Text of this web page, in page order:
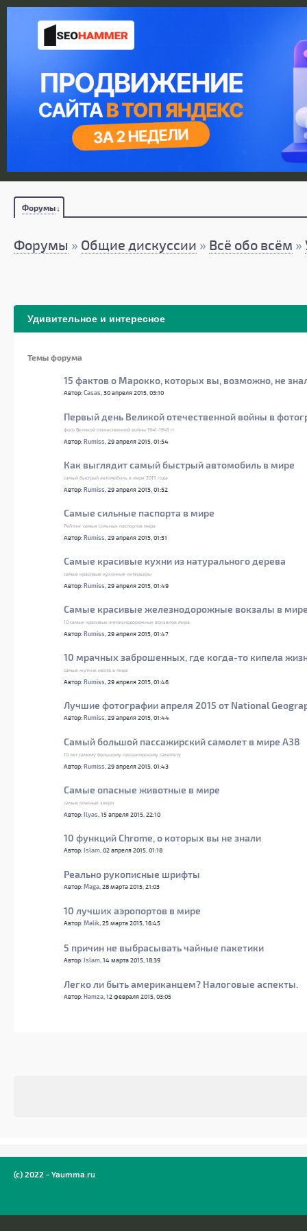
Форумы
Форумы » Общие дискуссии » Всё обо всём »
Удивительное и интересное
Темы форума
15 фактов о Марокко, которых вы, возможно, не
Автор:Casas , 30 апреля 2015, 03:10
Первый день Великой отечественной войны в
фото Великой отечественной войны 1941-1945 гг.
Автор:Rumiss , 29 апреля 2015, 01:54
Как выглядит самый быстрый автомобиль в мире
самый быстрый автомобиль в мире 2015 года
Автор:Rumiss , 29 апреля 2015, 01:52
Самые сильные паспорта в мире
Рейтинг самых сильных паспортов мира
Автор:Rumiss , 29 апреля 2015, 01:51
Самые красивые кухни из натурального дерева
самые красивые кухонные интерьеры
Автор:Rumiss , 29 апреля 2015, 01:49
Самые красивые железнодорожные вокзалы в
10 самых красивых железнодорожных вокзалов мира
Автор:Rumiss , 29 апреля 2015, 01:47
10 мрачных заброшенных, где когда-то кипела
самые жуткие места в мире
Автор:Rumiss , 29 апреля 2015, 01:46
Лучшие фотографии апреля 2015 от National
Автор:Rumiss , 29 апреля 2015, 01:44
Самый большой пассажирский самолет в мире А38
10 лет самому большому пассажирскому самолету
Автор:Rumiss , 29 апреля 2015, 01:43
Самые опасные животные в мире
самые опасные звери
Автор:Ilyas , 15 апреля 2015, 22:10
10 функций Chrome, о которых вы не знали
Автор:Islam , 02 апреля 2015, 01:18
Реально рукописные шрифты
Автор:Maga , 28 марта 2015, 21:03
10 лучших аэропортов в мире
Автор:Malik , 25 марта 2015, 16:45
5 причин не выбрасывать чайные пакетики
Автор:Islam , 14 марта 2015, 18:39
Легко ли быть американцем? Налоговые аспекты.
Автор:Hamza , 12 февраля 2015, 03:05
(c) 2022 - Yaumma.ru